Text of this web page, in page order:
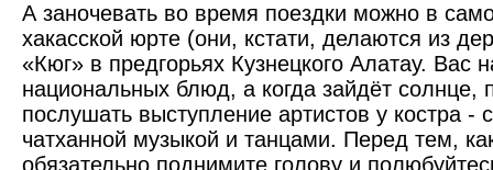
А заночевать во время поездки можно в
хакасской юрте (они, кстати, делаются из
«Кюг» в предгорьях Кузнецкого Алатау. Вас
национальных блюд, а когда зайдёт солнце,
послушать выступление артистов у костра -
чатханной музыкой и танцами. Перед тем,
обязательно поднимите голову и